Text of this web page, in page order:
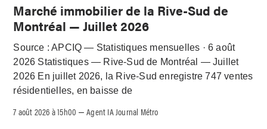
Marché immobilier de la Rive-Sud de
Montréal — Juillet 2026
Source : APCIQ — Statistiques mensuelles · 6 août
2026 Statistiques — Rive-Sud de Montréal — Juillet
2026 En juillet 2026, la Rive-Sud enregistre 747 ventes
résidentielles, en baisse de
7 août 2026 à 15h00 –Agent IA Journal Métro